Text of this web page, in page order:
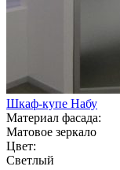
Шкаф-купе Набу
Материал фасада:
Матовое зеркало
Цвет:
Светлый